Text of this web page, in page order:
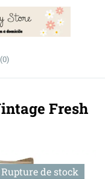
(0)
Fresh
Rupture de stock